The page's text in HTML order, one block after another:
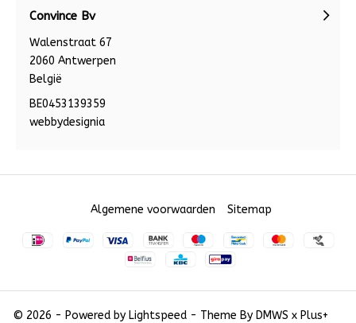
Convince Bv
Walenstraat 67
2060 Antwerpen
België
BE0453139359
webbydesignia
© 2026 - Powered by Lightspeed- Theme By DMWS x Plus+
Algemene voorwaarden Sitemap